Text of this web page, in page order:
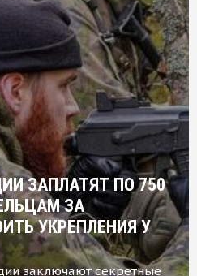
ЗАПЛАТЯТ ПО 750
ЗА
УКРЕПЛЕНИЯ У
заключают секретные